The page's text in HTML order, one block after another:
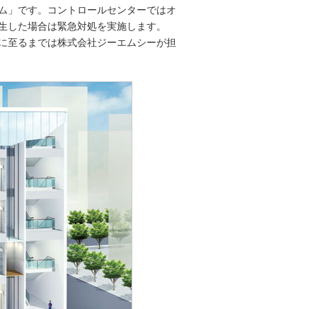
」です。コントロールセンターではオ
た場合は緊急対処を実施します。
至るまでは株式会社ジーエムシーが担